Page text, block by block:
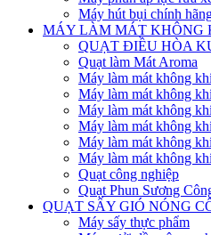
Máy hút bụi chính
MÁY LÀM MÁT KHÔNG
QUẠT ĐIỀU HÒA
Quạt làm Mát Aroma
Máy làm mát không
Máy làm mát không
Máy làm mát không
Máy làm mát không
Máy làm mát không
Máy làm mát không
Quạt công nghiệp
Quạt Phun Sương
QUẠT SẤY GIÓ NÓNG
Máy sấy thực phẩm